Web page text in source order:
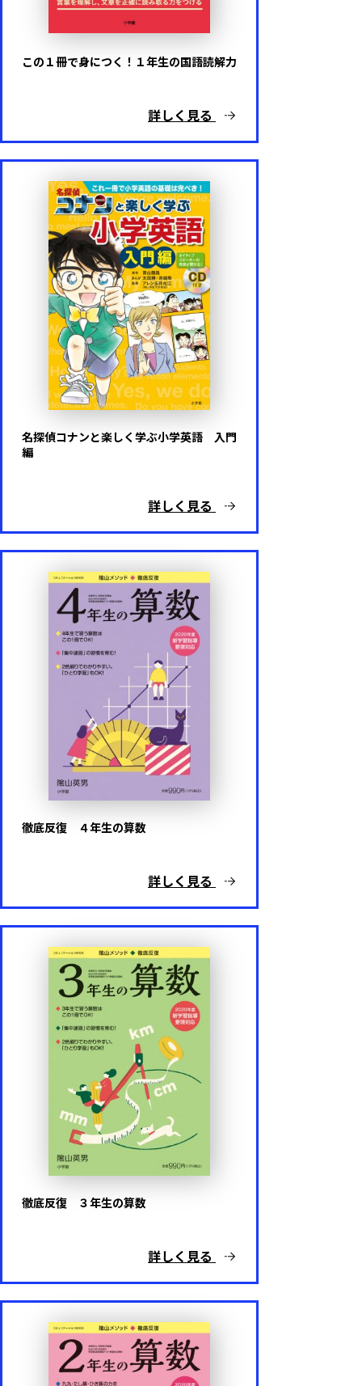
難易度
キャラクター
ドラえもん
ポケットモンスター
名探偵コナン
マインクラフト
その他キャラクター・ゲーム
代表シリーズ
この１冊で身につく！シリーズ
陰山メソッド
陰山メソッドｆｏｒキッズ
算数と国語を同時に伸ばすパズル
出口汪の新日本語トレーニング
出口汪の日本語論理トレーニング
ポケモンずかんドリル
名探偵コナンと楽しく学ぶ
この１冊で身につく！１年生の国語読解力
詳しく見る
名探偵コナンと楽しく学ぶ小学英語 入門
編
詳しく見る
徹底反復 ４年生の算数
詳しく見る
徹底反復 ３年生の算数
詳しく見る